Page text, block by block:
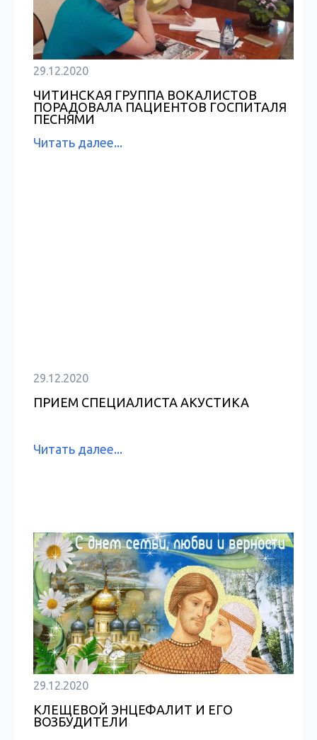
29.12.2020
ЧИТИНСКАЯ ГРУППА ВОКАЛИСТОВ
ПОРАДОВАЛА ПАЦИЕНТОВ ГОСПИТАЛЯ
ПЕСНЯМИ
Читать далее...
29.12.2020
ПРИЕМ СПЕЦИАЛИСТА АКУСТИКА
Читать далее...
29.12.2020
КЛЕЩЕВОЙ ЭНЦЕФАЛИТ И ЕГО
ВОЗБУДИТЕЛИ